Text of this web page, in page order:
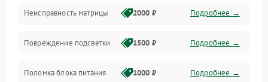
Прочие неисправности
Неисправность звука
Механические повреждения
Неисправность матрицы 2000 ₽ Подробнее →
Повреждение подсветки 1500 ₽ Подробнее →
Поломка блока питания 1000 ₽ Подробнее →